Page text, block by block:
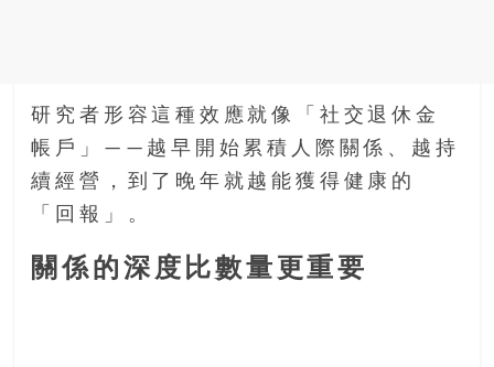
研究者形容這種效應就像「社交退休金
帳戶」——越早開始累積人際關係、越持
續經營，到了晚年就越能獲得健康的
「回報」。
關係的深度比數量更重要